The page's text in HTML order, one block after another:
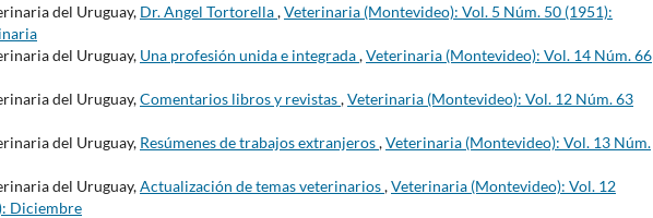
del Uruguay, Dr. Angel Tortorella,Veterinaria (Montevideo): Vol. 5 Núm. 50 (1951):
del Uruguay, Una profesión unida e integrada,Veterinaria (Montevideo): Vol. 14 Núm. 66
del Uruguay,Comentarios libros y revistas,Veterinaria (Montevideo): Vol. 12 Núm. 63
del Uruguay, Resúmenes de trabajos extranjeros,Veterinaria (Montevideo): Vol. 13 Núm.
del Uruguay,Actualización de temas veterinarios,Veterinaria (Montevideo): Vol. 12
Diciembre